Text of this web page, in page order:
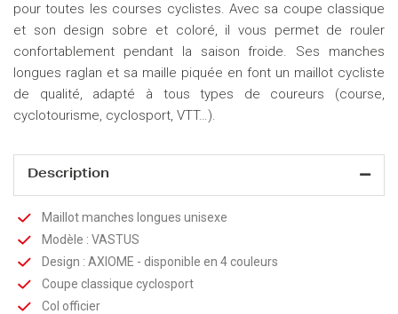
pour toutes les courses cyclistes. Avec sa coupe classique
et son design sobre et coloré, il vous permet de rouler
confortablement pendant la saison froide. Ses manches
longues raglan et sa maille piquée en font un maillot cycliste
de qualité, adapté à tous types de coureurs (course,
cyclotourisme, cyclosport, VTT…).
Description
Maillot manches longues unisexe
Modèle : VASTUS
Design : AXIOME - disponible en 4 couleurs
Coupe classique cyclosport
Col officier